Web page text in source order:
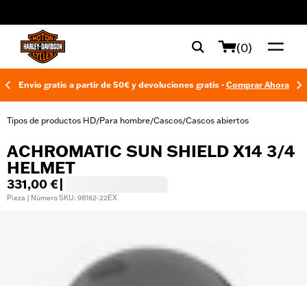
(0)
Envío gratis a partir de 50€ y devoluciones gratis - Comprar Ahora
Tipos de productos HD/Para hombre/Cascos/Cascos abiertos
ACHROMATIC SUN SHIELD X14 3/4
HELMET
331,00 €
Pieza | Número SKU: 98162-22EX